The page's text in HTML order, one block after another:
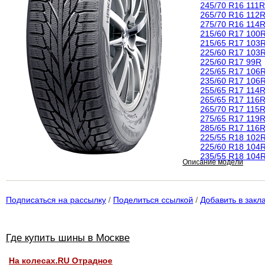
245/70 R16 111R
265/70 R16 112R
275/70 R16 114R
215/60 R17 100R
215/65 R17 103R
225/60 R17 103R
225/60 R17 99R
225/65 R17 106R
235/60 R17 106R
255/65 R17 114R
265/65 R17 116R
265/70 R17 115R
275/65 R17 119R
285/65 R17 116R
225/55 R18 102R
225/60 R18 104R
235/55 R18 104R
Описание модели
Подписаться на рассылку / Поделиться ссылкой / Добавить в
Где купить шины в Москве
На колесах.RU Отрадное